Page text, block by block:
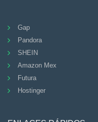
Gap
Pandora
SHEIN
Amazon Mex
Futura
Hostinger